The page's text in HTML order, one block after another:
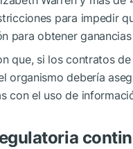
para impedir
para obtener
que, si los contratos
organismo debería
con el uso de